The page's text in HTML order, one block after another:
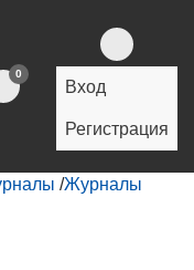
0
Вход
Регистрация
/Журналы